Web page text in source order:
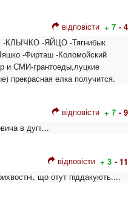
відповісти + 7 - 4
-ЯЙЦО -Тягнибык
-Фирташ -Коломойский
и СМИ-грантоеды,луцкие
прекрасная елка получится.
відповісти + 7 - 9
в дупі...
відповісти + 3 - 11
що отут піддакують....